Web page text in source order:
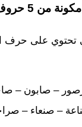
من 5 حروف:
تحتوي على حرف
– صابون –
– صنعاء –